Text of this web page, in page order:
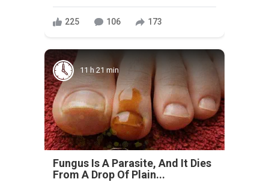
225 106 173
11 h 21 min
Fungus Is A Parasite, And It Dies
From A Drop Of Plain...